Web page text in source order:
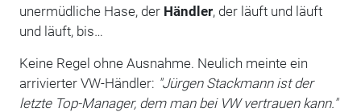
unermüdliche Hase, der Händler, der läuft und läuft
und läuft, bis…
Keine Regel ohne Ausnahme. Neulich meinte ein
arrivierter VW-Händler: "Jürgen Stackmann ist der
letzte Top-Manager, dem man bei VW vertrauen kann."